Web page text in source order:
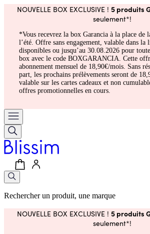
NOUVELLE BOX EXCLUSIVE ! 5 produits
seulement*!
*Vous recevrez la box Garancia à la place de
l’été. Offre sans engagement, valable dans la
disponibles ou jusqu’au 30.08.2026 pour
box avec le code BOXGARANCIA. Cette
abonnement mensuel de 18,90€/mois. Sans
part, les prochains prélèvements seront de
valable sur les cartes cadeaux et non
offres promotionnelles en cours.
Rechercher un produit, une marque
NOUVELLE BOX EXCLUSIVE ! 5 produits
seulement*!